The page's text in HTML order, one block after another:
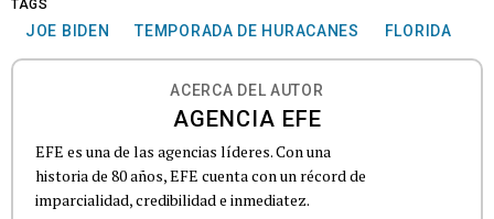
TAGS
JOE BIDEN TEMPORADA DE HURACANES FLORIDA
ACERCA DEL AUTOR
AGENCIA EFE
EFE es una de las agencias líderes. Con una
historia de 80 años, EFE cuenta con un récord de
imparcialidad, credibilidad e inmediatez.